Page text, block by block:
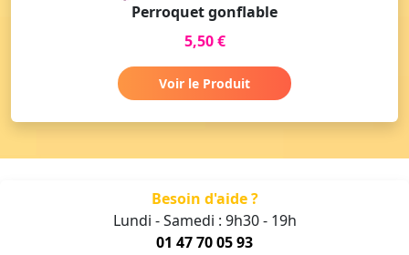
Perroquet gonflable
5,50 €
Voir le Produit
Besoin d'aide ?
Lundi - Samedi : 9h30 - 19h
01 47 70 05 93